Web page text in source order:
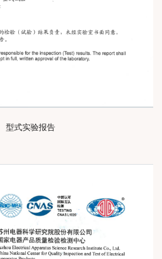
型式实验报告